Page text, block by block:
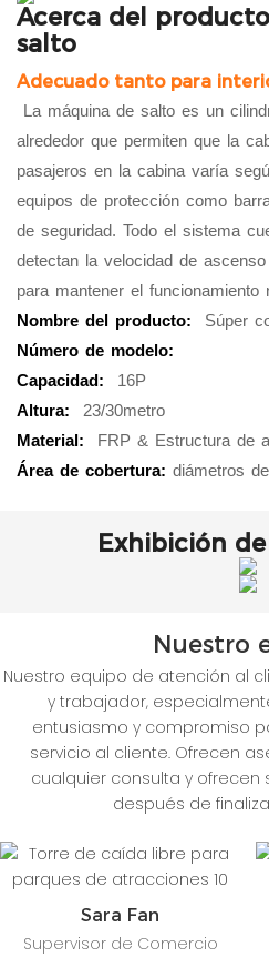
Acerca del
salto
Adecuado tanto para
La máquina de salto es un
alrededor que permiten que la
pasajeros en la cabina varía
equipos de protección como
de seguridad. Todo el sistema
detectan la velocidad de
para mantener el
Nombre del producto:
Súper
Número de modelo:
Capacidad:
16P
Altura:
23/30metro
Material:
FRP & Estructura de
Área de cobertura: diámetros
Exhibición
Nuestro
Nuestro equipo de atención al
y trabajador,
entusiasmo y compromiso
servicio al cliente. Ofrecen
cualquier consulta y
después de
Sara Fan
Supervisor de Comercio